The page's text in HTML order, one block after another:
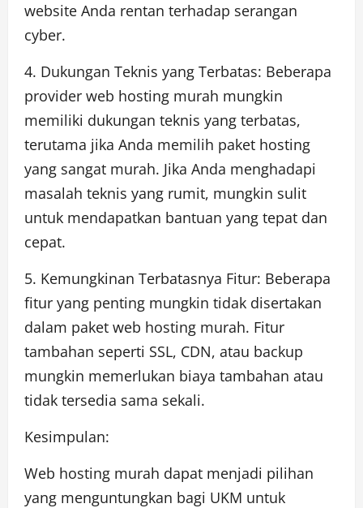
website Anda rentan terhadap serangan
cyber.
4. Dukungan Teknis yang Terbatas: Beberapa
provider web hosting murah mungkin
memiliki dukungan teknis yang terbatas,
terutama jika Anda memilih paket hosting
yang sangat murah. Jika Anda menghadapi
masalah teknis yang rumit, mungkin sulit
untuk mendapatkan bantuan yang tepat dan
cepat.
5. Kemungkinan Terbatasnya Fitur: Beberapa
fitur yang penting mungkin tidak disertakan
dalam paket web hosting murah. Fitur
tambahan seperti SSL, CDN, atau backup
mungkin memerlukan biaya tambahan atau
tidak tersedia sama sekali.
Kesimpulan:
Web hosting murah dapat menjadi pilihan
yang menguntungkan bagi UKM untuk